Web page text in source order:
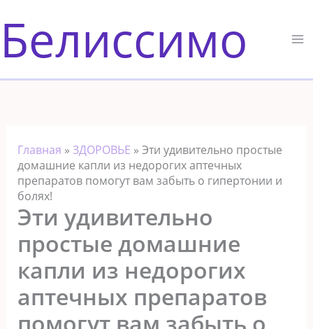
к
содержимому
Белиссимо
Главная » ЗДОРОВЬЕ » Эти удивительно простые
домашние капли из недорогих аптечных
препаратов помогут вам забыть о гипертонии и
болях!
Эти удивительно
простые домашние
капли из недорогих
аптечных препаратов